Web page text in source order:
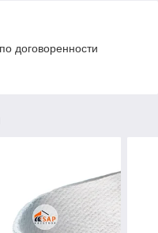
договоренности